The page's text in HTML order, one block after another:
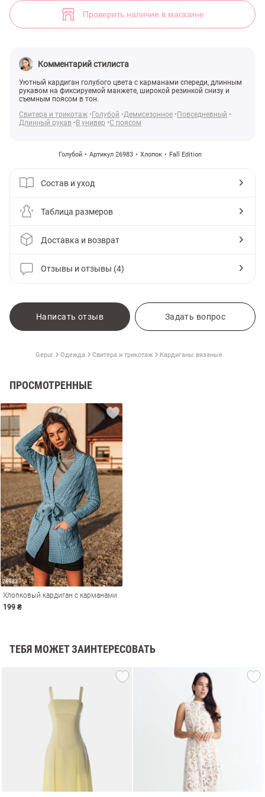
Проверить наличие в магазине
Комментарий стилиста
Уютный кардиган голубого цвета с карманами спереди, длинным
рукавом на фиксируемой манжете, широкой резинкой снизу и
съемным поясом в тон.
Свитера и трикотаж
Голубой Демисезонное
Повседневный
Длинный рукав
В универ С поясом
Голубой Артикул 26983 Хлопок Fall Edition
Состав и уход
Таблица размеров
Доставка и возврат
Отзывы и отзывы (4)
Написать отзыв Задать вопрос
Gepur Одежда Свитера и трикотаж Кардиганы вязаные
ПРОСМОТРЕННЫЕ
Хлопковый кардиган с карманами
199 ₴
ТЕБЯ МОЖЕТ ЗАИНТЕРЕСОВАТЬ
Хлопковый кардиган с карманами (арт. 26983) ♡ интернет-